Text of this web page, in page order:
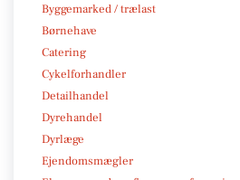
Byggemarked / trælast
Børnehave
Catering
Cykelforhandler
Detailhandel
Dyrehandel
Dyrlæge
Ejendomsmægler